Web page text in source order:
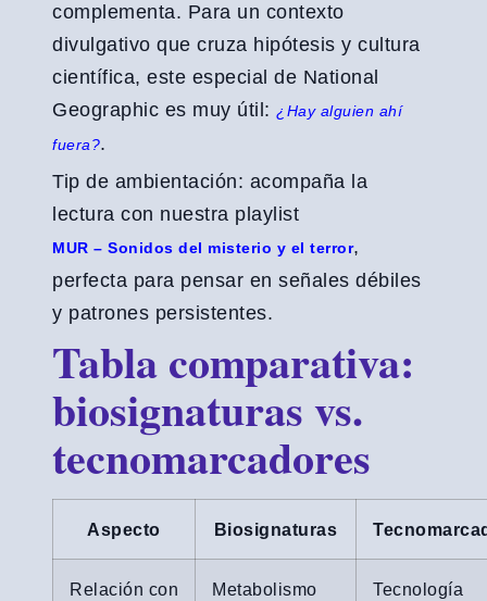
complementa. Para un contexto
divulgativo que cruza hipótesis y cultura
científica, este especial de National
Geographic es muy útil: ¿Hay alguien ahí
fuera?.
Tip de ambientación: acompaña la
lectura con nuestra playlist
MUR – Sonidos del misterio y el terror,
perfecta para pensar en señales débiles
y patrones persistentes.
Tabla comparativa:
biosignaturas vs.
tecnomarcadores
Aspecto Biosignaturas
Relación con
Metabolismo
Tecnología